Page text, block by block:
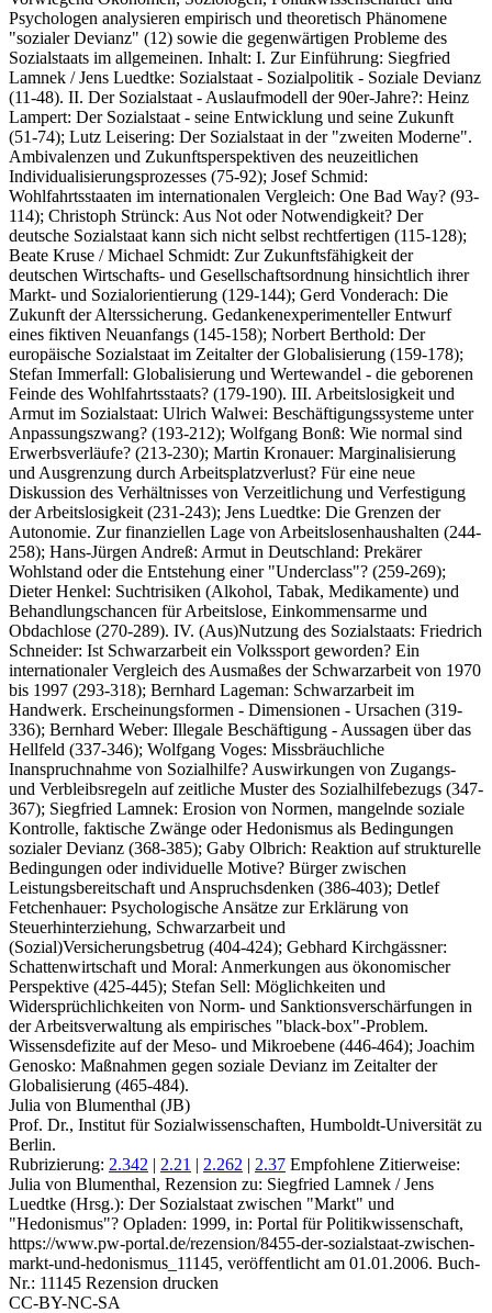
Psychologen analysieren empirisch und theoretisch Phänomene
"sozialer Devianz" (12) sowie die gegenwärtigen Probleme des
Sozialstaats im allgemeinen. Inhalt: I. Zur Einführung: Siegfried
Lamnek / Jens Luedtke: Sozialstaat - Sozialpolitik - Soziale Devianz
(11-48). II. Der Sozialstaat - Auslaufmodell der 90er-Jahre?: Heinz
Lampert: Der Sozialstaat - seine Entwicklung und seine Zukunft
(51-74); Lutz Leisering: Der Sozialstaat in der "zweiten Moderne".
Ambivalenzen und Zukunftsperspektiven des neuzeitlichen
Individualisierungsprozesses (75-92); Josef Schmid:
Wohlfahrtsstaaten im internationalen Vergleich: One Bad Way? (93-
114); Christoph Strünck: Aus Not oder Notwendigkeit? Der
deutsche Sozialstaat kann sich nicht selbst rechtfertigen (115-128);
Beate Kruse / Michael Schmidt: Zur Zukunftsfähigkeit der
deutschen Wirtschafts- und Gesellschaftsordnung hinsichtlich ihrer
Markt- und Sozialorientierung (129-144); Gerd Vonderach: Die
Zukunft der Alterssicherung. Gedankenexperimenteller Entwurf
eines fiktiven Neuanfangs (145-158); Norbert Berthold: Der
europäische Sozialstaat im Zeitalter der Globalisierung (159-178);
Stefan Immerfall: Globalisierung und Wertewandel - die geborenen
Feinde des Wohlfahrtsstaats? (179-190). III. Arbeitslosigkeit und
Armut im Sozialstaat: Ulrich Walwei: Beschäftigungssysteme unter
Anpassungszwang? (193-212); Wolfgang Bonß: Wie normal sind
Erwerbsverläufe? (213-230); Martin Kronauer: Marginalisierung
und Ausgrenzung durch Arbeitsplatzverlust? Für eine neue
Diskussion des Verhältnisses von Verzeitlichung und Verfestigung
der Arbeitslosigkeit (231-243); Jens Luedtke: Die Grenzen der
Autonomie. Zur finanziellen Lage von Arbeitslosenhaushalten (244-
258); Hans-Jürgen Andreß: Armut in Deutschland: Prekärer
Wohlstand oder die Entstehung einer "Underclass"? (259-269);
Dieter Henkel: Suchtrisiken (Alkohol, Tabak, Medikamente) und
Behandlungschancen für Arbeitslose, Einkommensarme und
Obdachlose (270-289). IV. (Aus)Nutzung des Sozialstaats: Friedrich
Schneider: Ist Schwarzarbeit ein Volkssport geworden? Ein
internationaler Vergleich des Ausmaßes der Schwarzarbeit von 1970
bis 1997 (293-318); Bernhard Lageman: Schwarzarbeit im
Handwerk. Erscheinungsformen - Dimensionen - Ursachen (319-
336); Bernhard Weber: Illegale Beschäftigung - Aussagen über das
Hellfeld (337-346); Wolfgang Voges: Missbräuchliche
Inanspruchnahme von Sozialhilfe? Auswirkungen von Zugangs-
und Verbleibsregeln auf zeitliche Muster des Sozialhilfebezugs (347-
367); Siegfried Lamnek: Erosion von Normen, mangelnde soziale
Kontrolle, faktische Zwänge oder Hedonismus als Bedingungen
sozialer Devianz (368-385); Gaby Olbrich: Reaktion auf strukturelle
Bedingungen oder individuelle Motive? Bürger zwischen
Leistungsbereitschaft und Anspruchsdenken (386-403); Detlef
Fetchenhauer: Psychologische Ansätze zur Erklärung von
Steuerhinterziehung, Schwarzarbeit und
(Sozial)Versicherungsbetrug (404-424); Gebhard Kirchgässner:
Schattenwirtschaft und Moral: Anmerkungen aus ökonomischer
Perspektive (425-445); Stefan Sell: Möglichkeiten und
Widersprüchlichkeiten von Norm- und Sanktionsverschärfungen in
der Arbeitsverwaltung als empirisches "black-box"-Problem.
Wissensdefizite auf der Meso- und Mikroebene (446-464); Joachim
Genosko: Maßnahmen gegen soziale Devianz im Zeitalter der
Globalisierung (465-484).
Julia von Blumenthal (JB)
Prof. Dr., Institut für Sozialwissenschaften, Humboldt-Universität zu
Berlin.
Rubrizierung: 2.342 | 2.21 | 2.262 | 2.37 Empfohlene Zitierweise:
Julia von Blumenthal, Rezension zu: Siegfried Lamnek / Jens
Luedtke (Hrsg.): Der Sozialstaat zwischen "Markt" und
"Hedonismus"? Opladen: 1999, in: Portal für Politikwissenschaft,
https://www.pw-portal.de/rezension/8455-der-sozialstaat-zwischen-
markt-und-hedonismus_11145, veröffentlicht am 01.01.2006. Buch-
Nr.: 11145 Rezension drucken
CC-BY-NC-SA